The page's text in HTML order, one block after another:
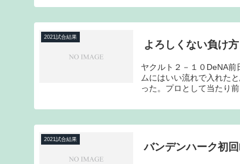
2021試合結果
よろしくない負け方
ヤクルト２－１０DeNA
ムにはいい流れで入れた
った。プロとして当たり
2021試合結果
バンデンハーク初